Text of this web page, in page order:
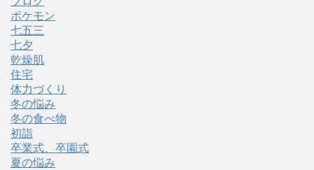
ポケモン
七五三
七夕
乾燥肌
住宅
体力づくり
冬の悩み
冬の食べ物
初詣
卒業式、卒園式
夏の悩み